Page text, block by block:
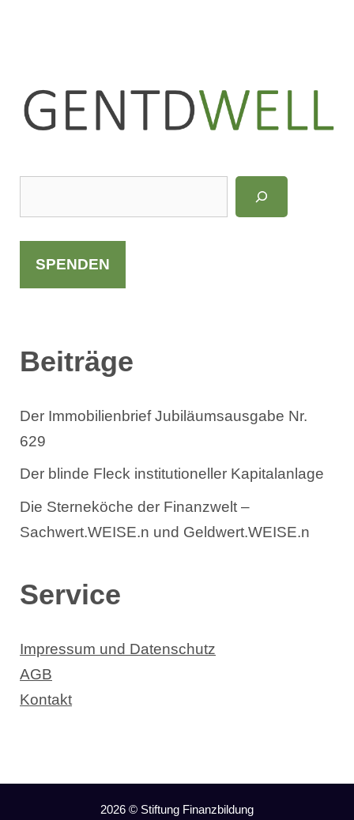
u
c
e
SPENDEN
Beiträge
Der Immobilienbrief Jubiläumsausgabe Nr.
629
Der blinde Fleck institutioneller Kapitalanlage
Die Sterneköche der Finanzwelt –
Sachwert.WEISE.n und Geldwert.WEISE.n
Service
Impressum und Datenschutz
AGB
Kontakt
2026 © Stiftung Finanzbildung